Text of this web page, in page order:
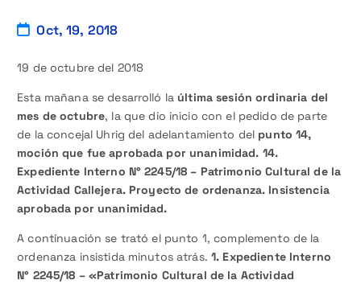
Oct, 19, 2018
19 de octubre del 2018
Esta mañana se desarrolló la última sesión ordinaria del
mes de octubre, la que dio inicio con el pedido de parte
de la concejal Uhrig del adelantamiento del punto 14,
moción que fue aprobada por unanimidad. 14.
Expediente Interno N° 2245/18 – Patrimonio Cultural de la
Actividad Callejera. Proyecto de ordenanza. Insistencia
aprobada por unanimidad.
A continuación se trató el punto 1, complemento de la
ordenanza insistida minutos atrás.1. Expediente Interno
N° 2245/18 – «Patrimonio Cultural de la Actividad